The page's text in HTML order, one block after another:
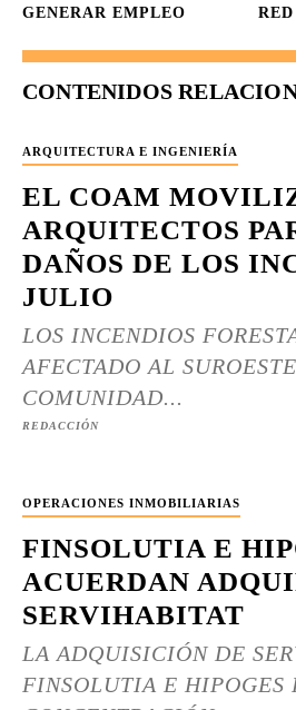
GENERAR EMPLEO
CONTENIDOS
ARQUITECTURA E INGENIERÍA
EL COAM
ARQUITECTOS
DAÑOS DE LOS
JULIO
LOS INCENDIOS
AFECTADO AL
COMUNIDAD...
REDACCIÓN
OPERACIONES INMOBILIARIAS
FINSOLUTIA E
ACUERDAN
SERVIHABITAT
LA ADQUISICIÓN DE
FINSOLUTIA E HIPOGES